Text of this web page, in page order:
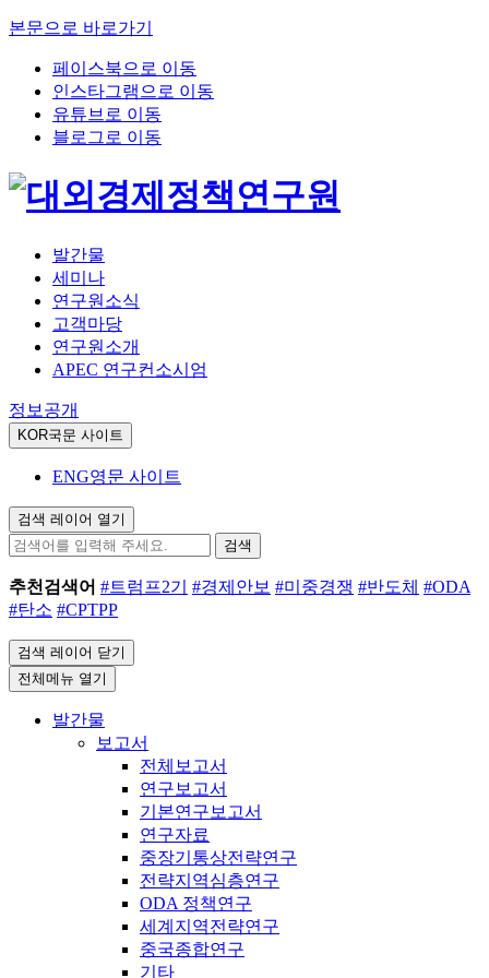
본문으로 바로가기
페이스북으로 이동
인스타그램으로 이동
유튜브로 이동
블로그로 이동
발간물
세미나
연구원소식
고객마당
연구원소개
APEC 연구컨소시엄
정보공개
KOR국문 사이트
ENG영문 사이트
검색 레이어 열기
검색
추천검색어 #트럼프2기 #경제안보 #미중경쟁 #반도체 #ODA
#탄소 #CPTPP
검색 레이어 닫기
전체메뉴 열기
발간물
보고서
전체보고서
연구보고서
기본연구보고서
연구자료
중장기통상전략연구
전략지역심층연구
ODA 정책연구
세계지역전략연구
중국종합연구
기타